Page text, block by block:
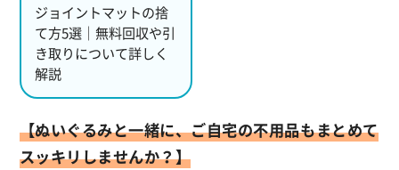
ジョイントマットの捨
て方5選｜無料回収や引
き取りについて詳しく
解説
【ぬいぐるみと一緒に、ご自宅の不用品もまとめて
スッキリしませんか？】